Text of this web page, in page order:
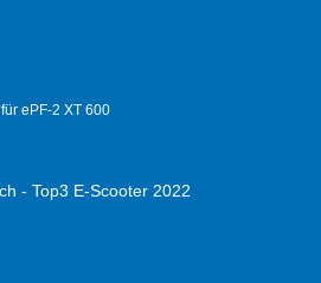
für ePF-2 XT 600